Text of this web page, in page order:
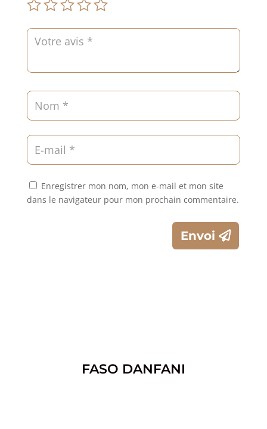
Enregistrer mon nom, mon e-mail et mon site
dans le navigateur pour mon prochain commentaire.
Envoi
FASO DANFANI